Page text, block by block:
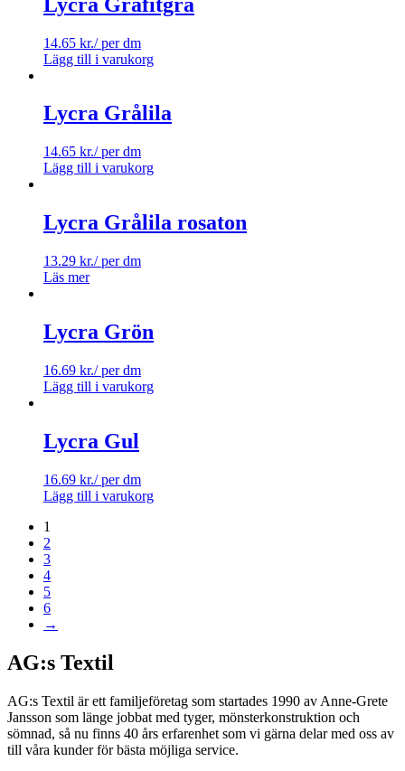
14.65 kr./ per dm
Lägg till i varukorg
Lycra Grålila
14.65 kr./ per dm
Lägg till i varukorg
Lycra Grålila rosaton
13.29 kr./ per dm
Läs mer
Lycra Grön
16.69 kr./ per dm
Lägg till i varukorg
Lycra Gul
16.69 kr./ per dm
Lägg till i varukorg
1
2
3
4
5
6
→
AG:s Textil
AG:s Textil är ett familjeföretag som startades 1990 av Anne-Grete
Jansson som länge jobbat med tyger, mönsterkonstruktion och
sömnad, så nu finns 40 års erfarenhet som vi gärna delar med oss av
till våra kunder för bästa möjliga service.